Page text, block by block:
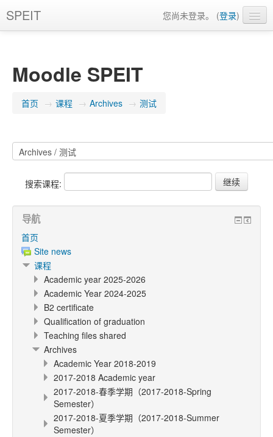
SPEIT 您尚未登录。 (登录)
Moodle SPEIT
首页 → 课程 → Archives → 测试
搜索课程:
导航
首页
Site news
课程
Academic year 2025-2026
Academic Year 2024-2025
B2 certificate
Qualification of graduation
Teaching files shared
Archives
Academic Year 2018-2019
2017-2018 Academic year
2017-2018-春季学期（2017-2018-Spring
Semester）
2017-2018-夏季学期（2017-2018-Summer
Semester）